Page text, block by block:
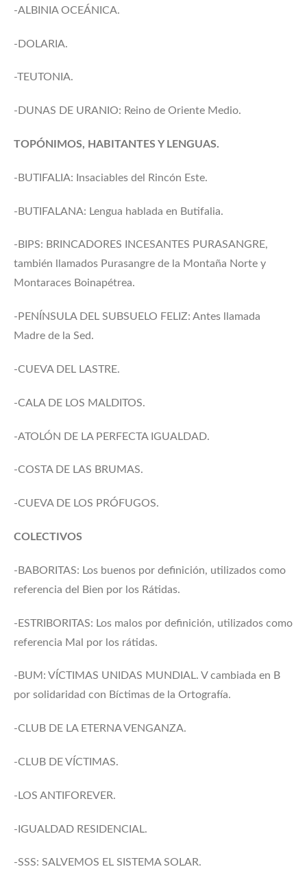
-ALBINIA OCEÁNICA.
-DOLARIA.
-TEUTONIA.
-DUNAS DE URANIO: Reino de Oriente Medio.
TOPÓNIMOS, HABITANTES Y LENGUAS.
-BUTIFALIA: Insaciables del Rincón Este.
-BUTIFALANA: Lengua hablada en Butifalia.
-BIPS: BRINCADORES INCESANTES PURASANGRE,
también llamados Purasangre de la Montaña Norte y
Montaraces Boinapétrea.
-PENÍNSULA DEL SUBSUELO FELIZ: Antes llamada
Madre de la Sed.
-CUEVA DEL LASTRE.
-CALA DE LOS MALDITOS.
-ATOLÓN DE LA PERFECTA IGUALDAD.
-COSTA DE LAS BRUMAS.
-CUEVA DE LOS PRÓFUGOS.
COLECTIVOS
-BABORITAS: Los buenos por definición, utilizados como
referencia del Bien por los Rátidas.
-ESTRIBORITAS: Los malos por definición, utilizados como
referencia Mal por los rátidas.
-BUM: VÍCTIMAS UNIDAS MUNDIAL. V cambiada en B
por solidaridad con Bíctimas de la Ortografía.
-CLUB DE LA ETERNA VENGANZA.
-CLUB DE VÍCTIMAS.
-LOS ANTIFOREVER.
-IGUALDAD RESIDENCIAL.
-SSS: SALVEMOS EL SISTEMA SOLAR.